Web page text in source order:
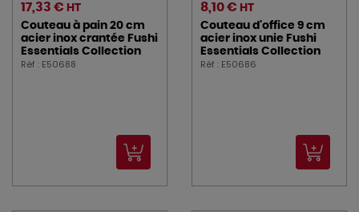
17,33 € HT
Couteau à pain 20 cm
acier inox crantée Fushi
Essentials Collection
Réf : E50688
8,10 € HT
Couteau d'office 9 cm
acier inox unie Fushi
Essentials Collection
Réf : E50686